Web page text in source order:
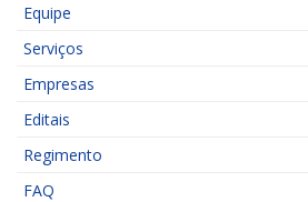
Equipe
Serviços
Empresas
Editais
Regimento
FAQ